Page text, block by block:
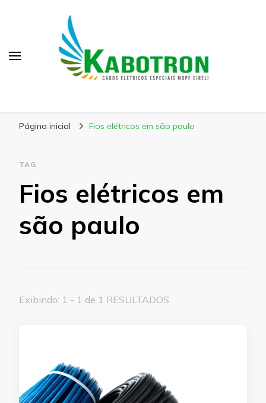
Página inicial Fios elétricos em são paulo
TAG
Fios elétricos em
são paulo
Exibindo: 1 - 1 de 1 RESULTADOS